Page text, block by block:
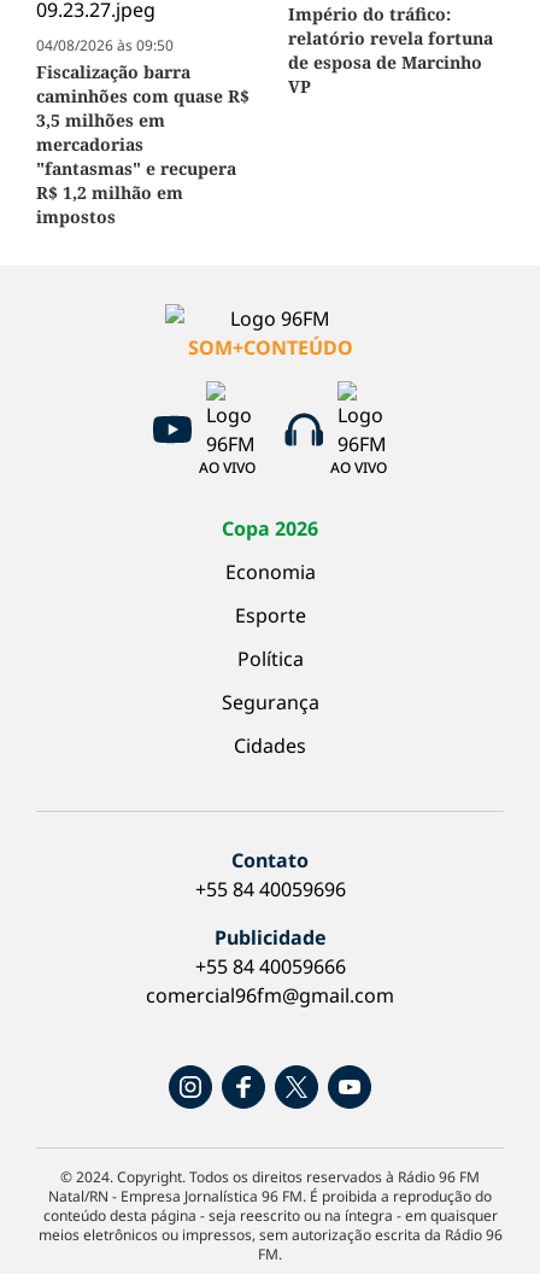
04/08/2026 às 09:50
Fiscalização barra
caminhões com quase R$
3,5 milhões em
mercadorias
"fantasmas" e recupera
R$ 1,2 milhão em
impostos
Império do tráfico:
relatório revela fortuna
de esposa de Marcinho
VP
SOM+CONTEÚDO
AO VIVO AO VIVO
Copa 2026
Economia
Esporte
Política
Segurança
Cidades
Contato
+55 84 40059696
Publicidade
+55 84 40059666
comercial96fm@gmail.com
© 2024. Copyright. Todos os direitos reservados à Rádio 96 FM
Natal/RN - Empresa Jornalística 96 FM. É proibida a reprodução do
conteúdo desta página - seja reescrito ou na íntegra - em quaisquer
meios eletrônicos ou impressos, sem autorização escrita da Rádio 96
FM.